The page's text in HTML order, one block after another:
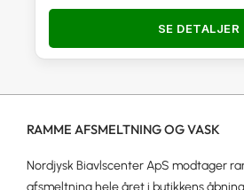
SE DETALJER
RAMME AFSMELTNING OG VASK
Nordjysk Biavlscenter ApS modtager
afsmeltning hele året i butikkens